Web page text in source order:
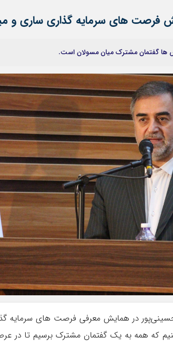
های سرمایه گذاری ساری و
ها گفتمان مشترک میان مسولان است.
در همایش معرفی فرصت های سرمایه
که همه به یک گفتمان مشترک برسیم تا در